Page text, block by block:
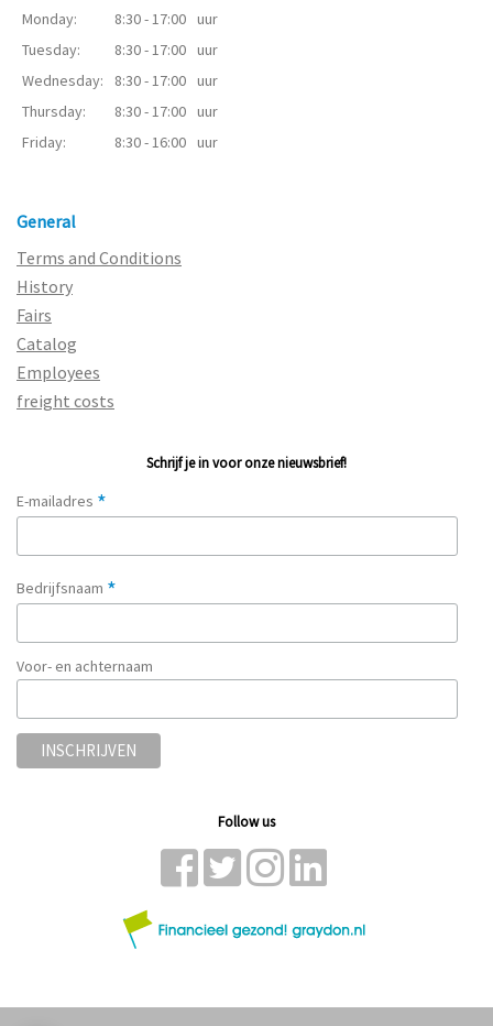
Monday: 8:30 - 17:00 uur
Tuesday:
8:30 - 17:00 uur
Wednesday:
8:30 - 17:00 uur
Thursday:
8:30 - 17:00 uur
Friday:
8:30 - 16:00 uur
General
Terms and Conditions
History
Fairs
Catalog
Employees
freight costs
Schrijf je in voor onze nieuwsbrief!
E-mailadres *
Bedrijfsnaam *
Voor- en achternaam
Follow us